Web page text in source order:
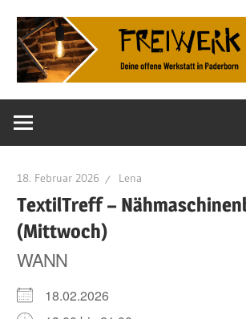
Inhalt
springen
offene
18. Februar 2026 Lena
TextilTreff –
(Mittwoch)
WANN
18.02.2026